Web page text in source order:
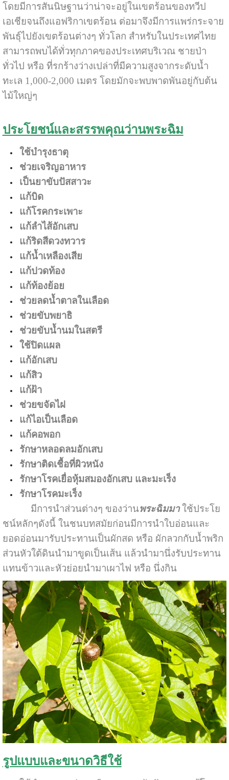
โดยมีการสันนิษฐานว่าน่าจะอยู่ในเขตร้อนของทวีป
เอเชียจนถึงแอฟริกาเขตร้อน ต่อมาจึงมีการแพร่กระจาย
พันธุ์ไปยังเขตร้อนต่างๆ ทั่วโลก สำหรับในประเทศไทย
สามารถพบได้ทั่วทุกภาคของประเทศบริเวณ ชายป่า
ทั่วไป หรือ ที่รกร้างว่างเปล่าที่มีความสูงจากระดับน้ำ
ทะเล 1,000-2,000 เมตร โดยมักจะพบพาดพันอยู่กับต้น
ไม้ใหญ่ๆ
ประโยชน์และสรรพคุณว่านพระฉิม
ใช้บำรุงธาตุ
ช่วยเจริญอาหาร
เป็นยาขับปัสสาวะ
แก้บิด
แก้โรคกระเพาะ
แก้ลำไส้อักเสบ
แก้ริดสีดวงทวาร
แก้น้ำเหลืองเสีย
แก้ปวดท้อง
แก้ท้องย้อย
ช่วยลดน้ำตาลในเลือด
ช่วยขับพยาธิ
ช่วยขับน้ำนมในสตรี
ใช้ปิดแผล
แก้อักเสบ
แก้สิว
แก้ฝ้า
ช่วยขจัดไฝ
แก้ไอเป็นเลือด
แก้คอพอก
รักษาหลอดลมอักเสบ
รักษาติดเชื้อที่ผิวหนัง
รักษาโรคเยื่อหุ้มสมองอักเสบ และมะเร็ง
รักษาโรคมะเร็ง
มีการนำส่วนต่างๆ ของว่านพระฉิมมาใช้ประโย
ชน์หลักๆดังนี้ ในชนบทสมัยก่อนมีการนำใบอ่อนและ
ยอดอ่อนมารับประทานเป็นผักสด หรือ ผักลวกกับน้ำพริก
ส่วนหัวใต้ดินนำมาขูดเป็นเส้น แล้วนำมานึ่งรับประทาน
แทนข้าวและหัวย่อยนำมาเผาไฟ หรือ นึ่งกิน
รูปแบบและขนาดวิธีใช้